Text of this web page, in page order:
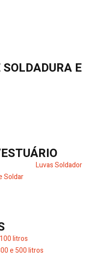
E
Luvas Soldador
Soldar
litros
e 500 litros